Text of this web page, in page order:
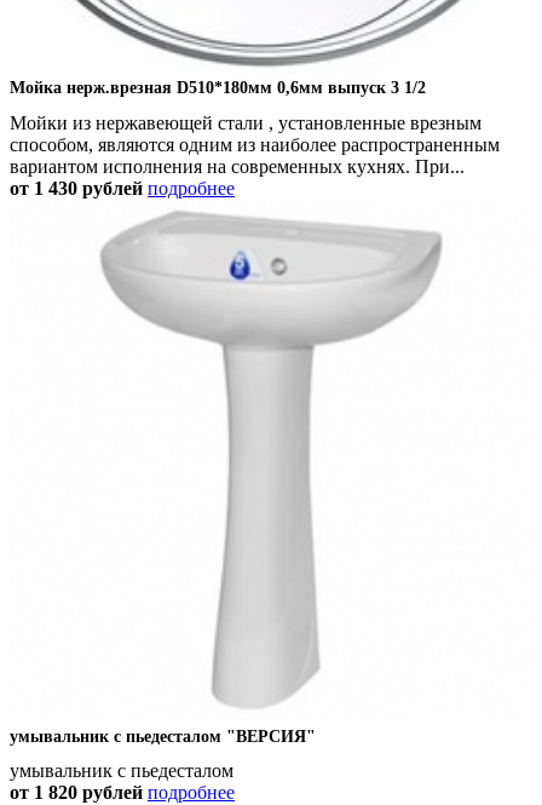
Мойка нерж.врезная D510*180мм 0,6мм выпуск 3 1/2
Мойки из нержавеющей стали , установленные врезным
способом, являются одним из наиболее распространенным
вариантом исполнения на современных кухнях. При...
от 1 430 рублей подробнее
умывальник с пьедесталом "ВЕРСИЯ"
умывальник с пьедесталом
от 1 820 рублей подробнее